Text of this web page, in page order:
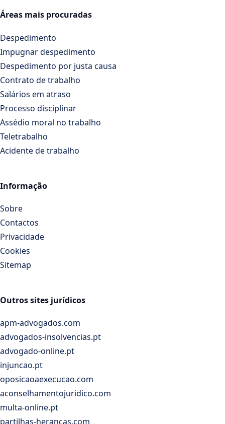
Áreas mais procuradas
Despedimento
Impugnar despedimento
Despedimento por justa causa
Contrato de trabalho
Salários em atraso
Processo disciplinar
Assédio moral no trabalho
Teletrabalho
Acidente de trabalho
Informação
Sobre
Contactos
Privacidade
Cookies
Sitemap
Outros sites jurídicos
apm-advogados.com
advogados-insolvencias.pt
advogado-online.pt
injuncao.pt
oposicaoaexecucao.com
aconselhamentojuridico.com
multa-online.pt
partilhas-herancas.com